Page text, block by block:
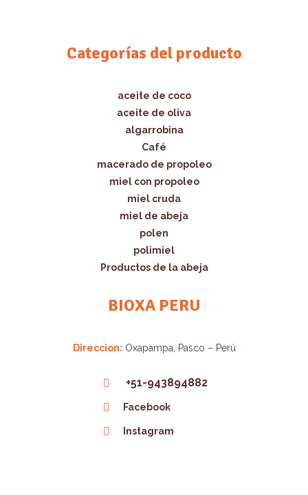
Categorías del producto
aceite de coco
aceite de oliva
algarrobina
Café
macerado de propoleo
miel con propoleo
miel cruda
miel de abeja
polen
polimiel
Productos de la abeja
BIOXA PERU
Direccion: Oxapampa, Pasco – Perú
+51-943894882
Facebook
Instagram